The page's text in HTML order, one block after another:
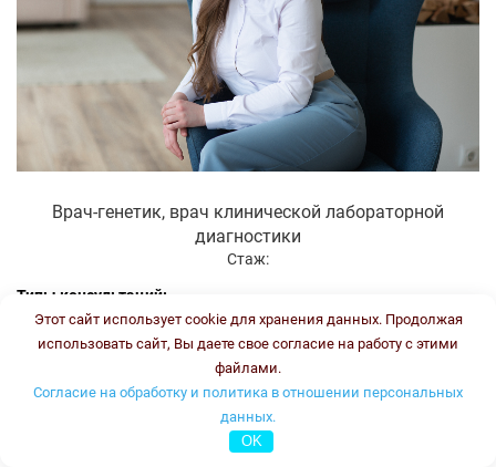
Врач-генетик, врач клинической лабораторной
диагностики
Стаж:
Типы консультаций:
устная он-лайн
письменная офлайн
3500 рублей
ПН, ВТ, ЧТ, ПТ с 16.00 до 18.00
Этот сайт использует cookie для хранения данных. Продолжая
использовать сайт, Вы даете свое согласие на работу с этими
файлами.
Согласие на обработку и политика в отношении персональных
данных.
OK